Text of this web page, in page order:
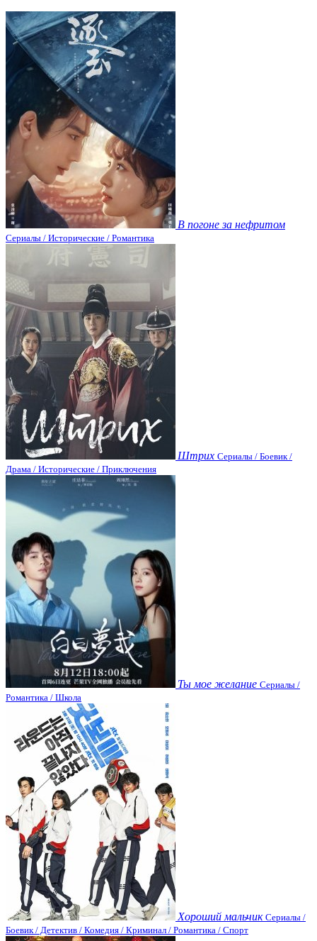
В погоне за нефритом
Сериалы / Исторические / Романтика
Штрих Сериалы / Боевик /
Драма / Исторические / Приключения
Ты мое желание Сериалы /
Романтика / Школа
Хороший мальчик Сериалы /
Боевик / Детектив / Комедия / Криминал / Романтика / Спорт